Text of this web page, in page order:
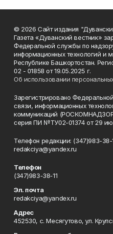
© 2026 Сайт издания
Газета «Дуванский вестник»
Федеральной службы по
информационных технологий и
Республике Башкортостан.
02 - 01858 от 19.05.2025 г.
Об использовании
Зарегистрировано
связи, информационных
коммуникаций
серия ПИ №ТУ02-01374 от 29
Телефон редакции: (347)983-38-
redakciya@yandex.ru
Телефон
(347)983-38-11
Эл. почта
redakciya@yandex.ru
Адрес
452530, с. Месягутово, ул.